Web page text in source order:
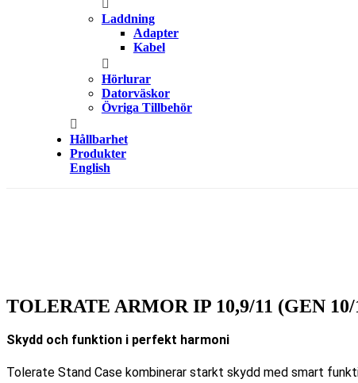
Laddning
Adapter
Kabel
Hörlurar
Datorväskor
Övriga Tillbehör
Hållbarhet
Produkter
English
TOLERATE ARMOR IP 10,9/11 (GEN 10/
Skydd och funktion i perfekt harmoni
Tolerate Stand Case kombinerar starkt skydd med smart